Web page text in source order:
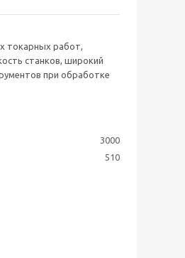
токарных работ,
станков, широкий
при обработке
3000
510